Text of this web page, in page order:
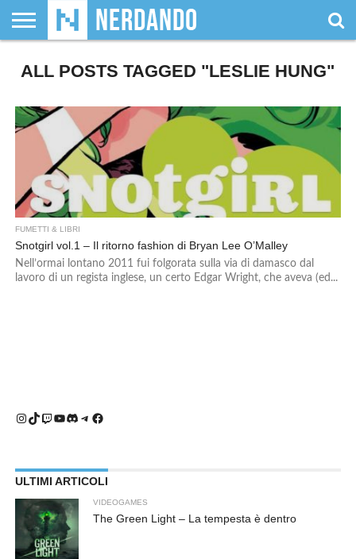
SIAMO
GIOCHI
DA
GIOCHI
DI
VIDEOGAMES
FILM
&
FUMETTI
& LIBRI
MAGIC:
THE
DUNGEONS
&
WRESTLING
NERDANDO
AWARDS
I
BOLLINI
ALL POSTS TAGGED "LESLIE HUNG"
FUMETTI & LIBRI
Snotgirl vol.1 – Il ritorno fashion di Bryan Lee O’Malley
Nell’ormai lontano 2011 fui folgorata sulla via di damasco dal
lavoro di un regista inglese, un certo Edgar Wright, che aveva (ed...
Instagram
TikTok
Twitch
YouTube
Discord
Telegram
Facebook
ULTIMI ARTICOLI
VIDEOGAMES
The Green Light – La tempesta è dentro